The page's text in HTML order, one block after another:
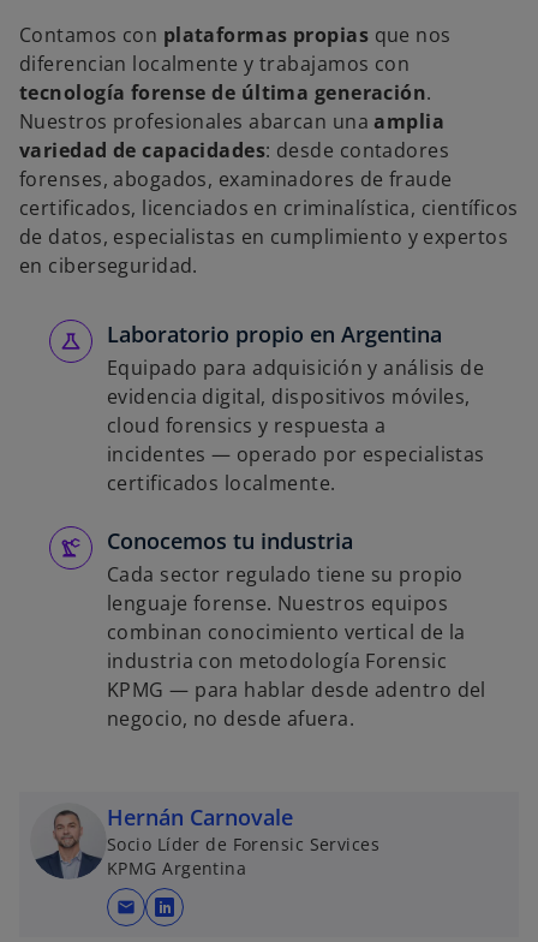
a
y
i
d
e
o
Contamos con plataformas propias que nos
diferencian localmente y trabajamos con
tecnología forense de última generación.
Nuestros profesionales abarcan unaamplia
variedad de capacidades: desde contadores
forenses, abogados, examinadores de fraude
certificados, licenciados en criminalística, científicos
de datos, especialistas en cumplimiento y expertos
en ciberseguridad.
Laboratorio propio en Argentina
Equipado para adquisición y análisis de
evidencia digital, dispositivos móviles,
cloud forensics y respuesta a
incidentes — operado por especialistas
certificados localmente.
Conocemos tu industria
Cada sector regulado tiene su propio
lenguaje forense. Nuestros equipos
combinan conocimiento vertical de la
industria con metodología Forensic
KPMG — para hablar desde adentro del
negocio, no desde afuera.
Hernán Carnovale
Socio Líder de Forensic Services
KPMG Argentina
mail
s